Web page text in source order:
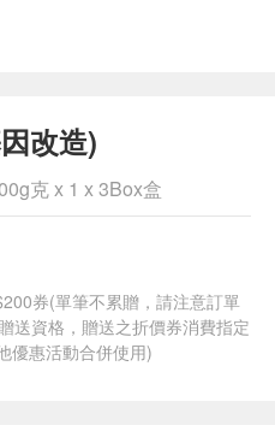
改造)
克 x 1 x 3Box盒
券(單筆不累贈，請注意訂單
送資格，贈送之折價券消費指定
優惠活動合併使用)